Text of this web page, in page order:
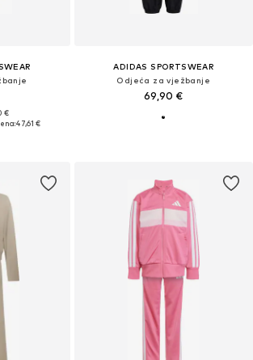
€
47,61 €
ADIDAS SPORTSWEAR
Odjeća za vježbanje
69,90 €